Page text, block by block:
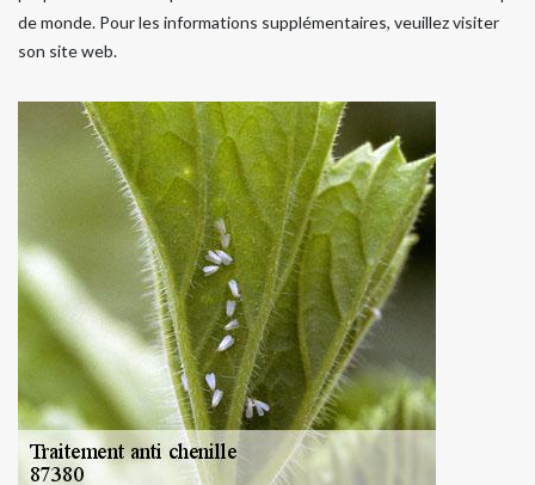
de monde. Pour les informations supplémentaires, veuillez visiter
son site web.